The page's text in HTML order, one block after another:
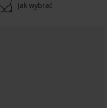
Jak wybrać